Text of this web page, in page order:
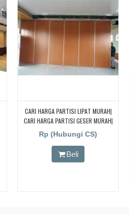
CARI HARGA PARTISI LIPAT MURAH|
CARI HARGA PARTISI GESER MURAH|
JAKARTA|BANDUNG|BEKASI|TANGERANG
BSD| BEKASI
Rp (Hubungi CS)
Beli